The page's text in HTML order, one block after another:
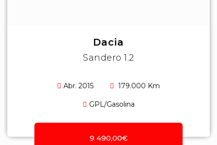
Dacia
Sandero 1.2
Abr. 2015 179.000 Km
GPL/Gasolina
9 490,00€